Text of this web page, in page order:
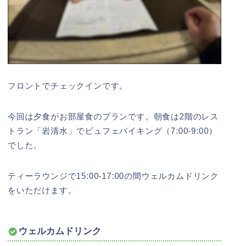
フロントでチェックインです。
今回は夕食がお部屋食のプランです。朝食は2階のレス
トラン「岩清水」でビュフェバイキング（7:00-9:00）
でした。
ティーラウンジで15:00-17:00の間ウェルカムドリンク
をいただけます。
ウェルカムドリンク